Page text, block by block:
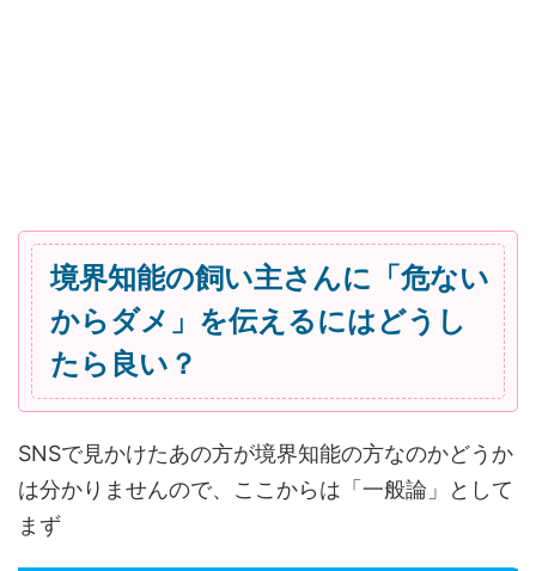
境界知能の飼い主さんに「危ない
からダメ」を伝えるにはどうし
たら良い？
SNSで見かけたあの方が境界知能の方なのかどうか
は分かりませんので、ここからは「一般論」として
まず